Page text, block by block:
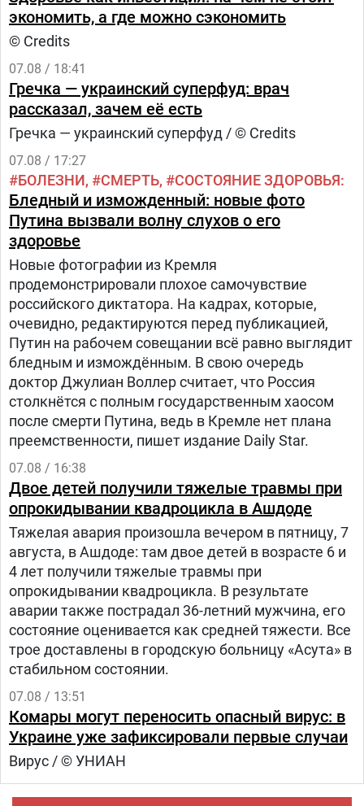
экономить, а где можно сэкономить
© Credits
07.08 / 18:41
Гречка — украинский суперфуд: врач
рассказал, зачем её есть
Гречка — украинский суперфуд / © Credits
07.08 / 17:27
БОЛЕЗНИ СМЕРТЬ СОСТОЯНИЕ ЗДОРОВЬЯ
Бледный и изможденный: новые фото
Путина вызвали волну слухов о его
здоровье
Новые фотографии из Кремля
продемонстрировали плохое самочувствие
российского диктатора. На кадрах, которые,
очевидно, редактируются перед публикацией,
Путин на рабочем совещании всё равно выглядит
бледным и измождённым. В свою очередь
доктор Джулиан Воллер считает, что Россия
столкнётся с полным государственным хаосом
после смерти Путина, ведь в Кремле нет плана
преемственности, пишет издание Daily Star.
07.08 / 16:38
Двое детей получили тяжелые травмы при
опрокидывании квадроцикла в Ашдоде
Тяжелая авария произошла вечером в пятницу, 7
августа, в Ашдоде: там двое детей в возрасте 6 и
4 лет получили тяжелые травмы при
опрокидывании квадроцикла. В результате
аварии также пострадал 36-летний мужчина, его
состояние оценивается как средней тяжести. Все
трое доставлены в городскую больницу «Асута» в
стабильном состоянии.
07.08 / 13:51
Комары могут переносить опасный вирус: в
Украине уже зафиксировали первые случаи
Вирус / © УНИАН